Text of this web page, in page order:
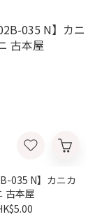
035 N】カニカ
古本屋